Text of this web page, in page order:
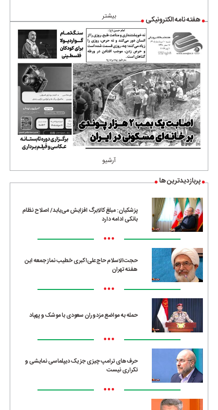
بیشتر هفته نامه الکترونیکی
آرشیو
پربازدیدترین ها
پزشکیان: مبلغ کالابرگ افزایش می‌یابد/ اصلاح نظام
بانکی ادامه دارد
•••
حجت‌الاسلام حاج‌علی‌اکبری خطیب نماز جمعه این
هفته تهران
•••
حمله به مواضع مزدوران سعودی با موشک و پهپاد
•••
حرف‌های ترامپ چیزی جز یک دیپلماسی نمایشی و
تکراری نیست
•••